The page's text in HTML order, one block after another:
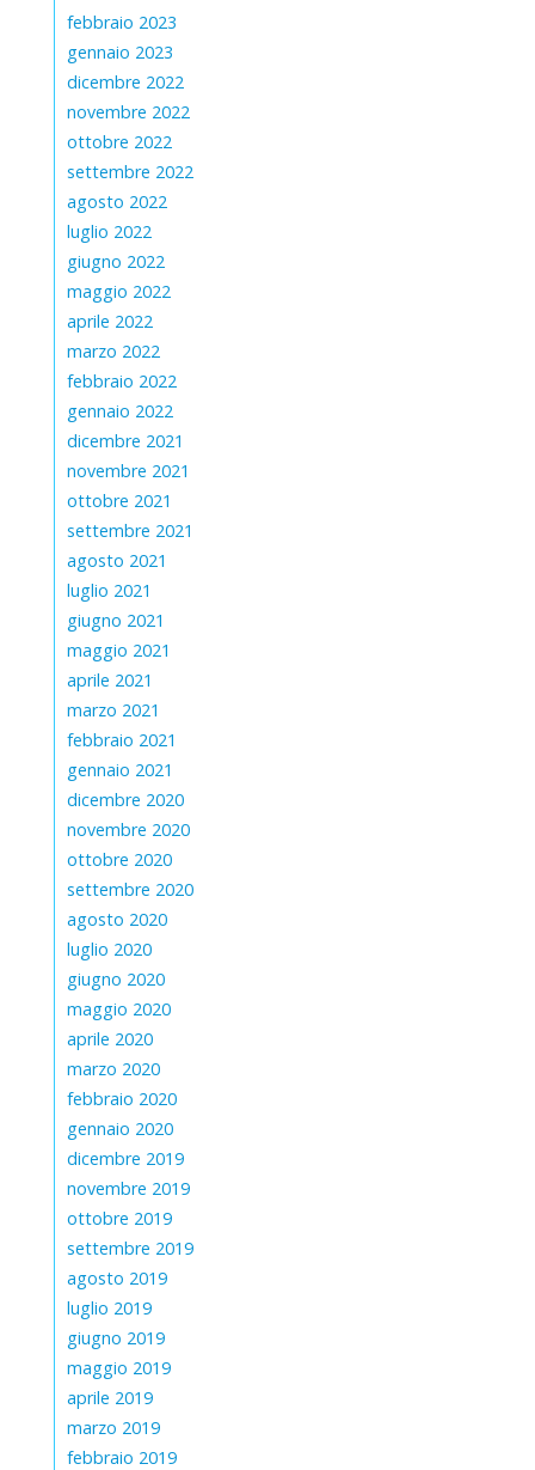
febbraio 2023
gennaio 2023
dicembre 2022
novembre 2022
ottobre 2022
settembre 2022
agosto 2022
luglio 2022
giugno 2022
maggio 2022
aprile 2022
marzo 2022
febbraio 2022
gennaio 2022
dicembre 2021
novembre 2021
ottobre 2021
settembre 2021
agosto 2021
luglio 2021
giugno 2021
maggio 2021
aprile 2021
marzo 2021
febbraio 2021
gennaio 2021
dicembre 2020
novembre 2020
ottobre 2020
settembre 2020
agosto 2020
luglio 2020
giugno 2020
maggio 2020
aprile 2020
marzo 2020
febbraio 2020
gennaio 2020
dicembre 2019
novembre 2019
ottobre 2019
settembre 2019
agosto 2019
luglio 2019
giugno 2019
maggio 2019
aprile 2019
marzo 2019
febbraio 2019